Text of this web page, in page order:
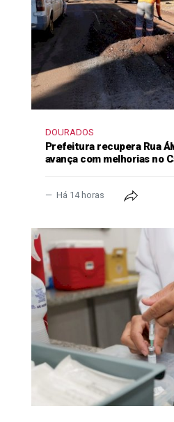
DOURADOS
Prefeitura recupera Rua
avança com melhorias no
Há 14 horas